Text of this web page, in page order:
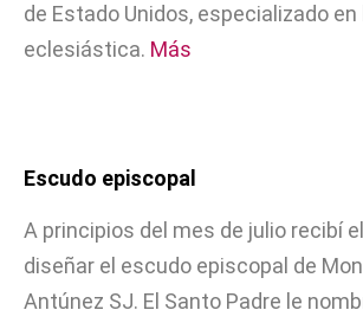
de Estado Unidos, especializado
eclesiástica. Más
Escudo episcopal
A principios del mes de julio recibí
diseñar el escudo episcopal de
Antúnez SJ. El Santo Padre le